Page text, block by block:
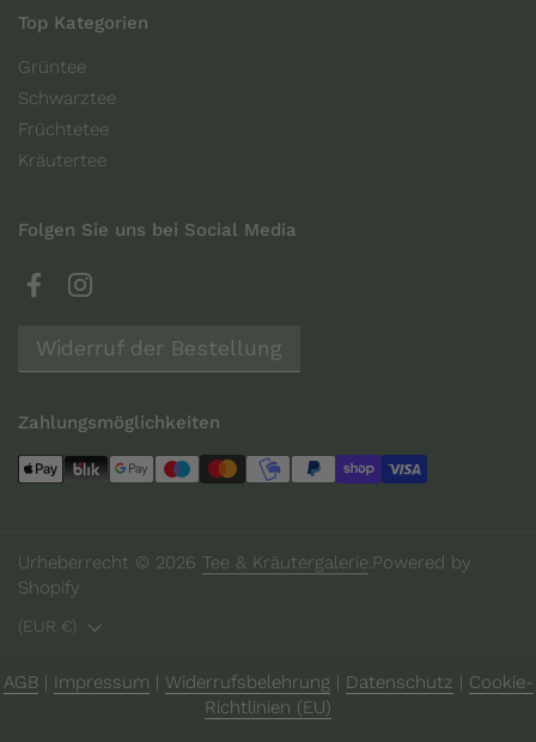
Top Kategorien
Grüntee
Schwarztee
Früchtetee
Kräutertee
Folgen Sie uns bei Social Media
FacebookInstagram
Widerruf der Bestellung
Zahlungsmöglichkeiten
Urheberrecht © 2026 Tee & Kräutergalerie.Powered by
Shopify
Land/Region
(EUR €)
AGB| Impressum Widerrufsbelehrung| Datenschutz
Cookie-
Richtlinien (EU)